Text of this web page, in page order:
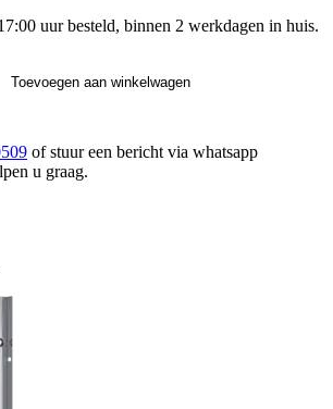
uur besteld, binnen 2 werkdagen in huis.
Toevoegen aan winkelwagen
of stuur een bericht via whatsapp
u graag.